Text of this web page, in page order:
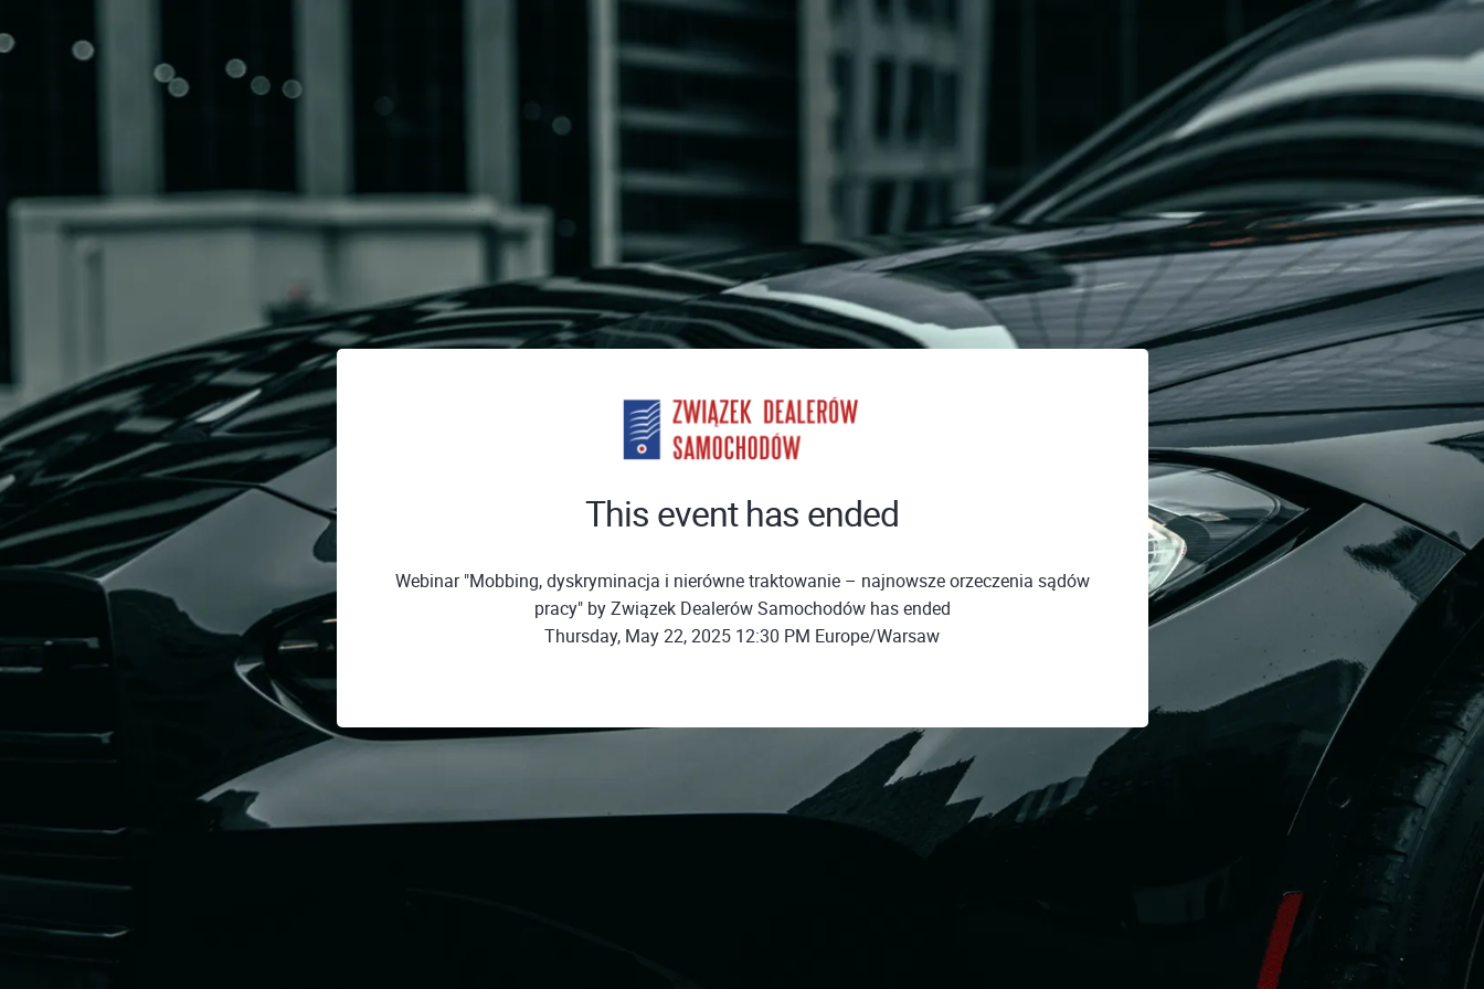
This event has ended
Webinar "Mobbing, dyskryminacja i nierówne traktowanie – najnowsze orzeczenia sądów
pracy" by Związek Dealerów Samochodów has ended
Thursday, May 22, 2025 12:30 PM Europe/Warsaw